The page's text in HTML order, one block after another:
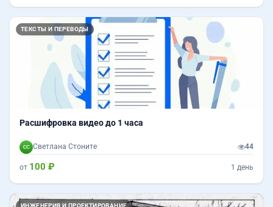
ТЕКСТЫ И ПЕРЕВОДЫ
Расшифровка видео до 1 часа
Светлана Стоните 44
от 100 ₽ 1 день
ИНЖЕНЕРИЯ И ПРОЕКТИРОВАНИЕ
Назад